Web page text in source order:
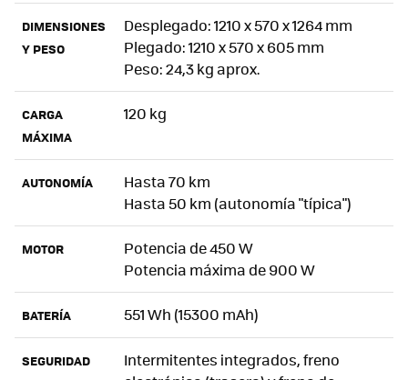
DIMENSIONES
Y PESO
Desplegado: 1210 x 570 x 1264 mm
Plegado: 1210 x 570 x 605 mm
Peso: 24,3 kg aprox.
CARGA
MÁXIMA
120 kg
AUTONOMÍA
Hasta 70 km
Hasta 50 km (autonomía "típica")
MOTOR
Potencia de 450 W
Potencia máxima de 900 W
BATERÍA 551 Wh (15300 mAh)
SEGURIDAD
Intermitentes integrados, freno